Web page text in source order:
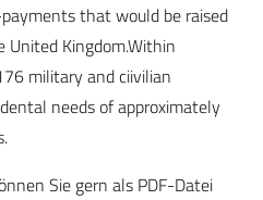
that would be raised
Kingdom.Within
military and ciivilian
needs of approximately
Sie gern als PDF-Datei